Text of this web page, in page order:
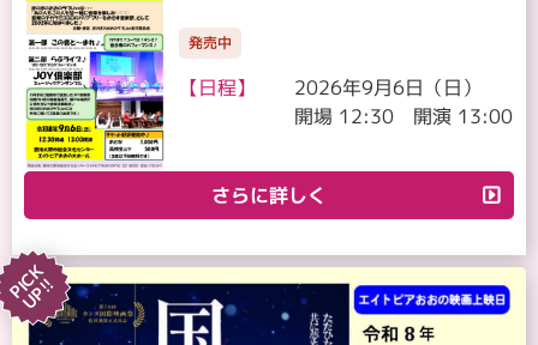
発売中
【日程】
2026年9月6日（日）
開場 12:30 開演 13:00
さらに詳しく
PICK
UP!!